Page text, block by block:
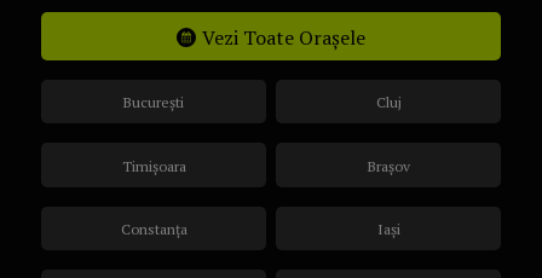
Vezi Toate Orașele
București
Timișoara
Constanța
Cluj
Brașov
Iași